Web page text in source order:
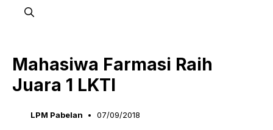
Mahasiwa Farmasi Raih
Juara 1 LKTI
LPM Pabelan 07/09/2018